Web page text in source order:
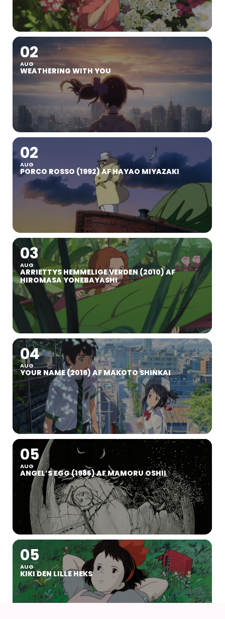
02
AUG
WEATHERING WITH YOU
02
AUG
PORCO ROSSO (1992) AF HAYAO MIYAZAKI
03
AUG
ARRIETTYS HEMMELIGE VERDEN (2010) AF
HIROMASA YONEBAYASHI
04
AUG
YOUR NAME (2016) AF MAKOTO SHINKAI
05
AUG
ANGEL’S EGG (1985) AF MAMORU OSHII
05
AUG
KIKI DEN LILLE HEKS